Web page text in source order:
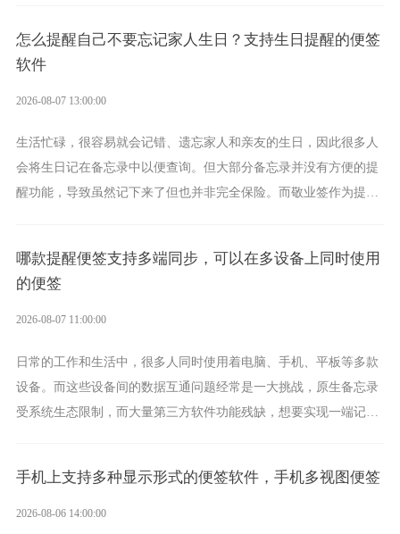
怎么提醒自己不要忘记家人生日？支持生日提醒的便签
软件
2026-08-07 13:00:00
生活忙碌，很容易就会记错、遗忘家人和亲友的生日，因此很多人
会将生日记在备忘录中以便查询。但大部分备忘录并没有方便的提
醒功能，导致虽然记下来了但也并非完全保险。而敬业签作为提醒
哪款提醒便签支持多端同步，可以在多设备上同时使用
的便签
2026-08-07 11:00:00
日常的工作和生活中，很多人同时使用着电脑、手机、平板等多款
设备。而这些设备间的数据互通问题经常是一大挑战，原生备忘录
受系统生态限制，而大量第三方软件功能残缺，想要实现一端记
手机上支持多种显示形式的便签软件，手机多视图便签
2026-08-06 14:00:00